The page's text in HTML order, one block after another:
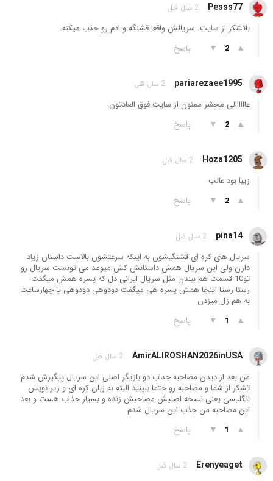
Pesss77 2 سال قبل
باتشکر از سایت. سریالش واقعا قشنگه و ادم رو جذب میکنه.
▲
2
▼ پاسخ
pariarezaee1995 2 سال قبل
عاااااالی محشر ممنون از سایت فوق العادتون
▲
2
▼ پاسخ
Hoza1205 2 سال قبل
زیبا بود عالب
▲
2
▼ پاسخ
pina14 2 سال قبل
سریال های کره ای قشنگیشون به اینکه سرعتشون بالاست داستان زیاد
دارن ولی این سریال همش داستانش کش میومد می تونست سریال رو
تو10 قسمت هم ببندن مثل سریال ایرانی دل که پسره همش میگفت
رستا رستا اینجا همش پسره هی میگفت دودوهی دودوهی یا چهارساعت
به هم زل میزدن
▲
1
▼ پاسخ
AmirALIROSHAN2026inUSA 2 سال قبل
من بعد از دیدن مصاحبه جذاب دو بازیگر اصلی این سریال پیگیرش شدم
تشکر از شما و مصاحبه رو حتما ببینید البته به زبان کره ای و زیر نویس
انگلیسی یعنی نسخه اصلیش مصاحبش زنده و بسیار جذاب هست و بعد
این مصاحبه من جذب این سریال شدم
▲
1
▼ پاسخ
Erenyeaget 2 سال قبل